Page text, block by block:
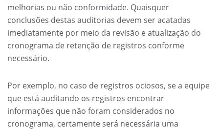
melhorias ou não conformidade. Quaisquer
conclusões destas auditorias devem ser acatadas
imediatamente por meio da revisão e atualização do
cronograma de retenção de registros conforme
necessário.
Por exemplo, no caso de registros ociosos, se a equipe
que está auditando os registros encontrar
informações que não foram considerados no
cronograma, certamente será necessária uma